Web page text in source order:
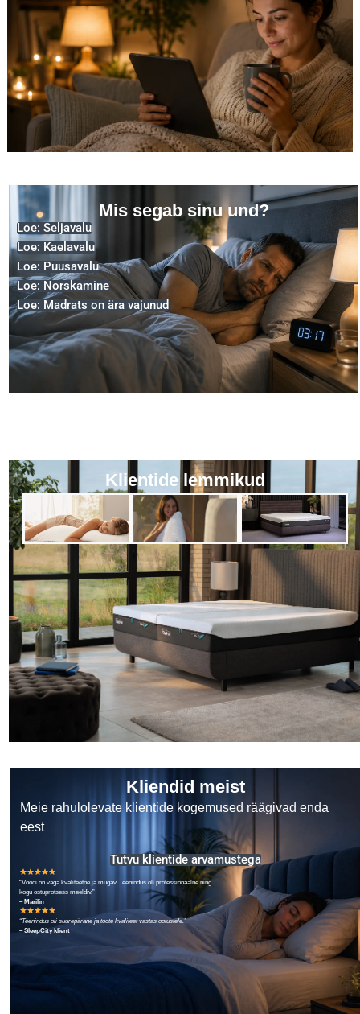
Mis segab sinu und?
Loe: Seljavalu
Loe: Kaelavalu
Loe: Puusavalu
Loe: Norskamine
Loe: Madrats on ära vajunud
Klientide lemmikud
Kliendid meist
Meie rahulolevate klientide kogemused räägivad enda
eest
“Voodi on väga kvaliteetne ja mugav. Teenindus oli professionaalne ning
kogu ostuprotsess meeldiv.”
– Marilin
“Teenindus oli suurepärane ja toote kvaliteet vastas ootustele.”
– SleepCity klient
Tutvu klientide arvamustega